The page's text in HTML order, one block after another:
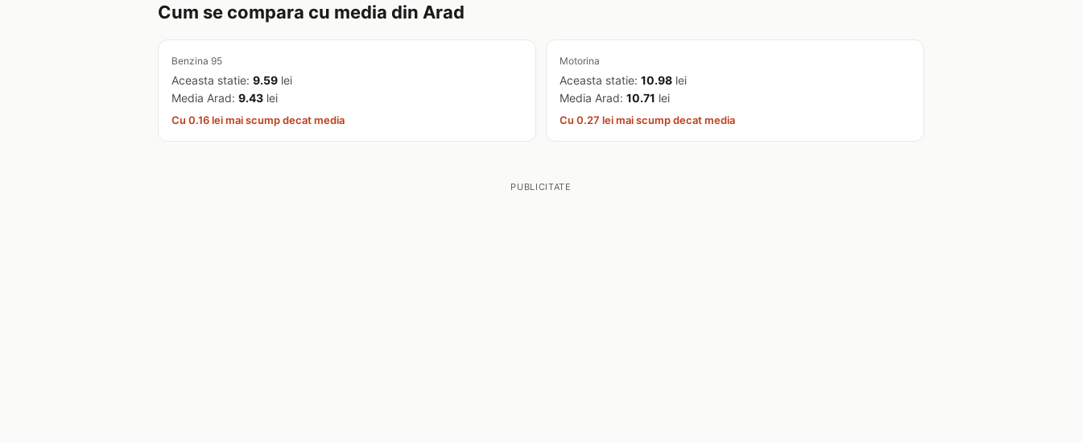
Cum se compara cu media din Arad
Benzina 95
Aceasta statie: 9.59 lei
Media Arad: 9.43 lei
Cu 0.16 lei mai scump decat media
Motorina
Aceasta statie: 10.98 lei
Media Arad: 10.71 lei
Cu 0.27 lei mai scump decat media
PUBLICITATE